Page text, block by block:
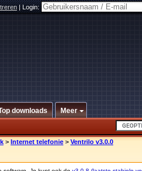
|Login:
downloads Meer
> Internet telefonie > Ventrilo v3.0.0